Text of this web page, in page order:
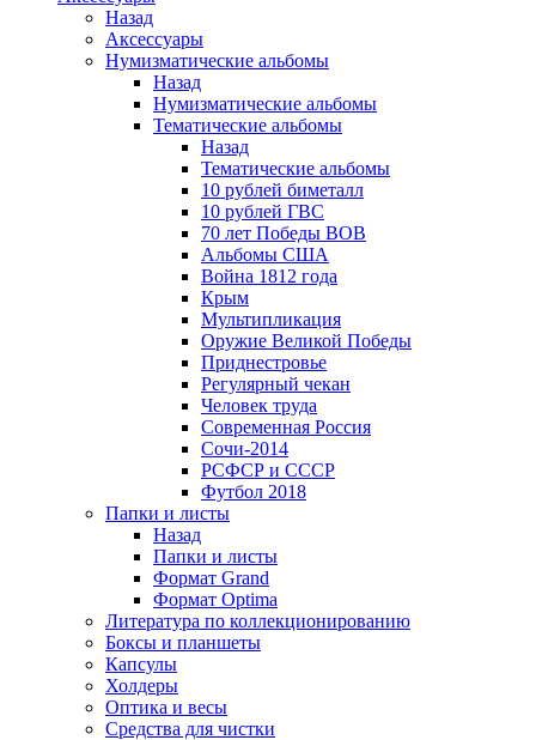
Назад
Аксессуары
Нумизматические альбомы
Назад
Нумизматические альбомы
Тематические альбомы
Назад
Тематические альбомы
10 рублей биметалл
10 рублей ГВС
70 лет Победы ВОВ
Альбомы США
Война 1812 года
Крым
Мультипликация
Оружие Великой Победы
Приднестровье
Регулярный чекан
Человек труда
Современная Россия
Сочи-2014
РСФСР и СССР
Футбол 2018
Папки и листы
Назад
Папки и листы
Формат Grand
Формат Optima
Литература по коллекционированию
Боксы и планшеты
Капсулы
Холдеры
Оптика и весы
Средства для чистки